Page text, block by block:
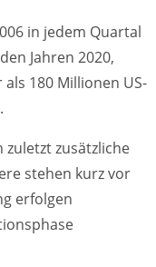
in jedem Quartal
Jahren 2020,
180 Millionen US-
zuletzt zusätzliche
stehen kurz vor
erfolgen